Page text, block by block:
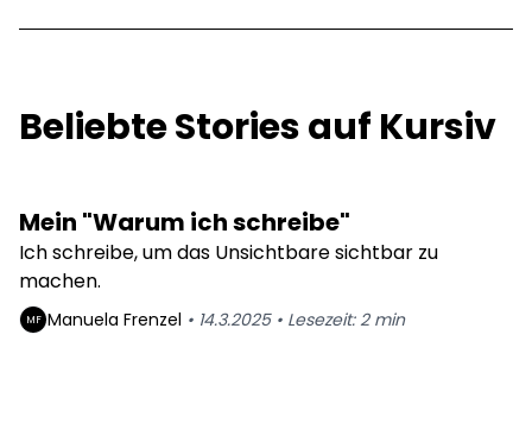
Beliebte Stories auf Kursiv
Mein "Warum ich schreibe"
Ich schreibe, um das Unsichtbare sichtbar zu
machen.
MF Manuela Frenzel • 14.3.2025• Lesezeit: 2min